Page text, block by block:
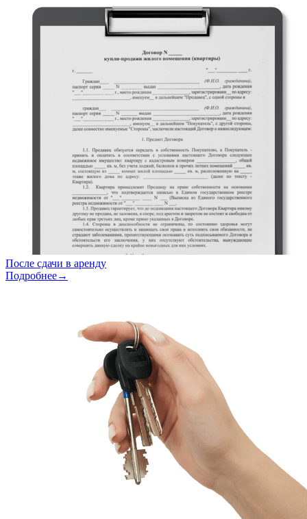
После сдачи в аренду
Подробнее→